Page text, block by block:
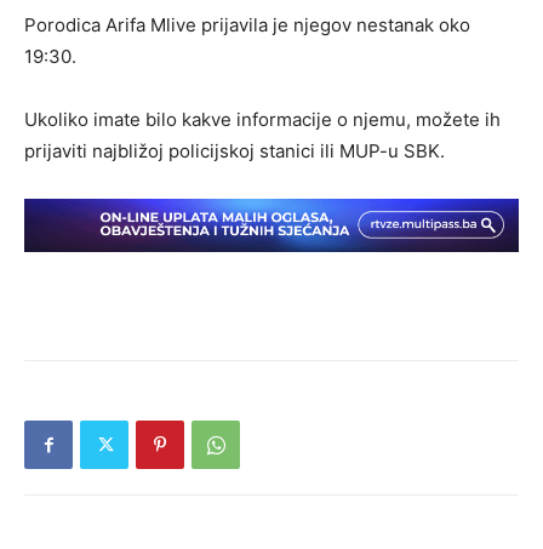
Porodica Arifa Mlive prijavila je njegov nestanak oko
19:30.
Ukoliko imate bilo kakve informacije o njemu, možete ih
prijaviti najbližoj policijskoj stanici ili MUP-u SBK.